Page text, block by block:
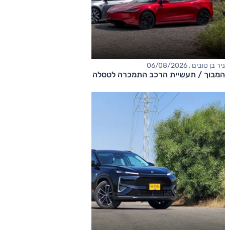
ניר בן טובים , 06/08/2026
המבוך / תעשיית הרכב התמכרה לטסלה ואיבדה את המקוריות